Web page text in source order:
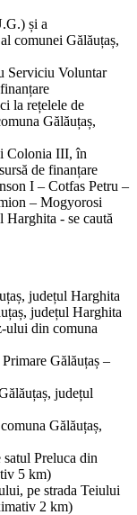
și a
comunei Gălăuțaș,
Serviciu Voluntar
la rețelele de
Gălăuțaș,
Colonia III, în
de finanțare
I – Cotfas Petru –
– Mogyorosi
- se caută
județul Harghita
județul Harghita
ului din comuna
Gălăuțaș –
județul
Gălăuțaș,
Preluca din
5 km)
pe strada Teiului
2 km)